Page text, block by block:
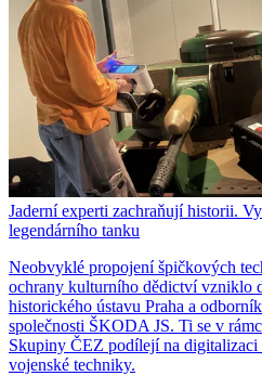
Jaderní experti zachraňují historii.
legendárního tanku
Neobvyklé propojení špičkových
ochrany kulturního dědictví vzniklo
historického ústavu Praha a
společnosti ŠKODA JS. Ti se v
Skupiny ČEZ podílejí na digitalizaci
vojenské techniky.